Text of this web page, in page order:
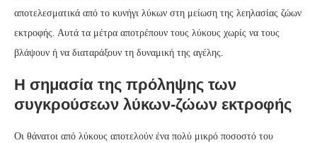
αποτελεσματικά από το κυνήγι λύκων στη μείωση της λεηλασίας ζώων
εκτροφής. Αυτά τα μέτρα αποτρέπουν τους λύκους χωρίς να τους
βλάψουν ή να διαταράξουν τη δυναμική της αγέλης.
Η σημασία της πρόληψης των
συγκρούσεων λύκων-ζώων εκτροφής
Οι θάνατοι από λύκους αποτελούν ένα πολύ μικρό ποσοστό του